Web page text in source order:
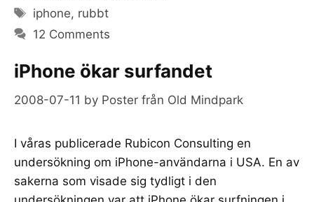
Tags
iphone, rubbt
12 Comments
iPhone ökar surfandet
2008-07-11 by Poster från Old Mindpark
I våras publicerade Rubicon Consulting en
undersökning om iPhone-användarna i USA. En av
sakerna som visade sig tydligt i den